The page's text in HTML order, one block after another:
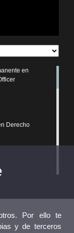
en
Derecho
propio de la
Por ello te
y de terceros